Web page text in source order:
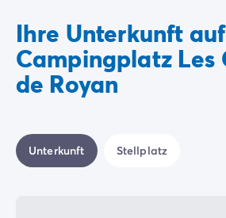
Ihre Unterkunft
Campingplatz Les
de Royan
Unterkunft Stellplatz